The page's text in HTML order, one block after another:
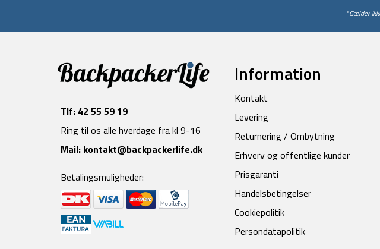
*Gælder
Tlf: 42 55 59 19
Ring til os alle hverdage fra kl 9-16
Mail: kontakt@backpackerlife.dk
Betalingsmuligheder:
Information
Kontakt
Levering
Returnering / Ombytning
Erhverv og offentlige kunder
Prisgaranti
Handelsbetingelser
Cookiepolitik
Persondatapolitik